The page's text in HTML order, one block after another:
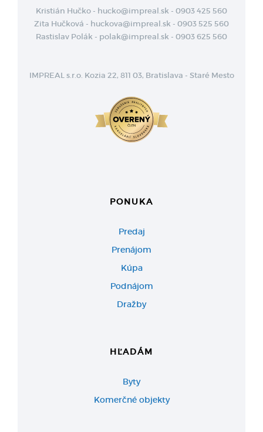
Kristián Hučko - hucko@impreal.sk - 0903 425 560
Zita Hučková - huckova@impreal.sk - 0903 525 560
Rastislav Polák - polak@impreal.sk - 0903 625 560
IMPREAL s.r.o. Kozia 22, 811 03, Bratislava - Staré Mesto
PONUKA
Predaj
Prenájom
Kúpa
Podnájom
Dražby
HĽADÁM
Byty
Komerčné objekty